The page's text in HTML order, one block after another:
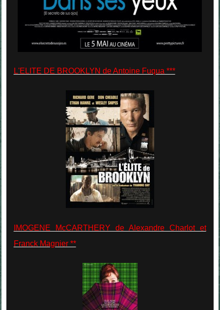
L'ELITE DE BROOKLYN de Antoine Fuqua ***
IMOGENE McCARTHERY de Alexandre Charlot et
Franck Magnier **